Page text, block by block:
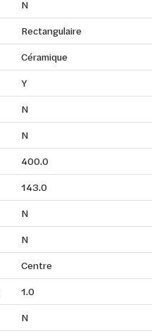
N
Rectangulaire
Céramique
Y
N
N
400.0
143.0
N
N
Centre
1.0
N